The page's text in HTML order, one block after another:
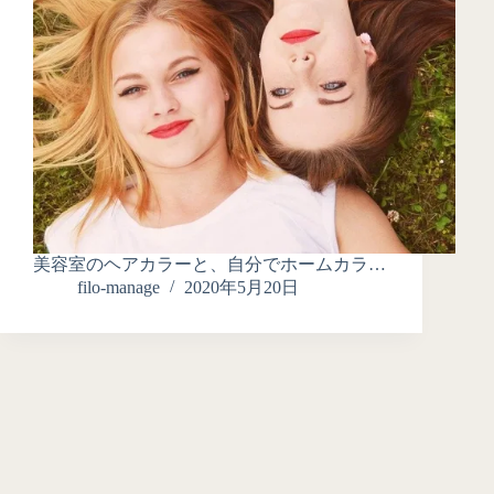
美容室のヘアカラーと、自分でホームカラ…
filo-manage
2020年5月20日